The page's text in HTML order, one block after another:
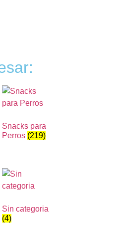
Snacks para
Perros (219)
Sin categoria
(4)